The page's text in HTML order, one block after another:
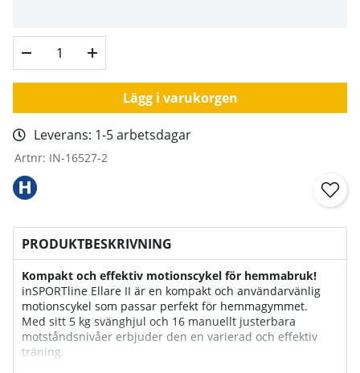
Lägg i varukorgen
Leverans: 1-5 arbetsdagar
Artnr: IN-16527-2
PRODUKTBESKRIVNING
Kompakt och effektiv motionscykel för hemmabruk!
inSPORTline Ellare II är en kompakt och användarvänlig
motionscykel som passar perfekt för hemmagymmet.
Med sitt 5 kg svänghjul och 16 manuellt justerbara
motståndsnivåer erbjuder den en varierad och effektiv
träning.